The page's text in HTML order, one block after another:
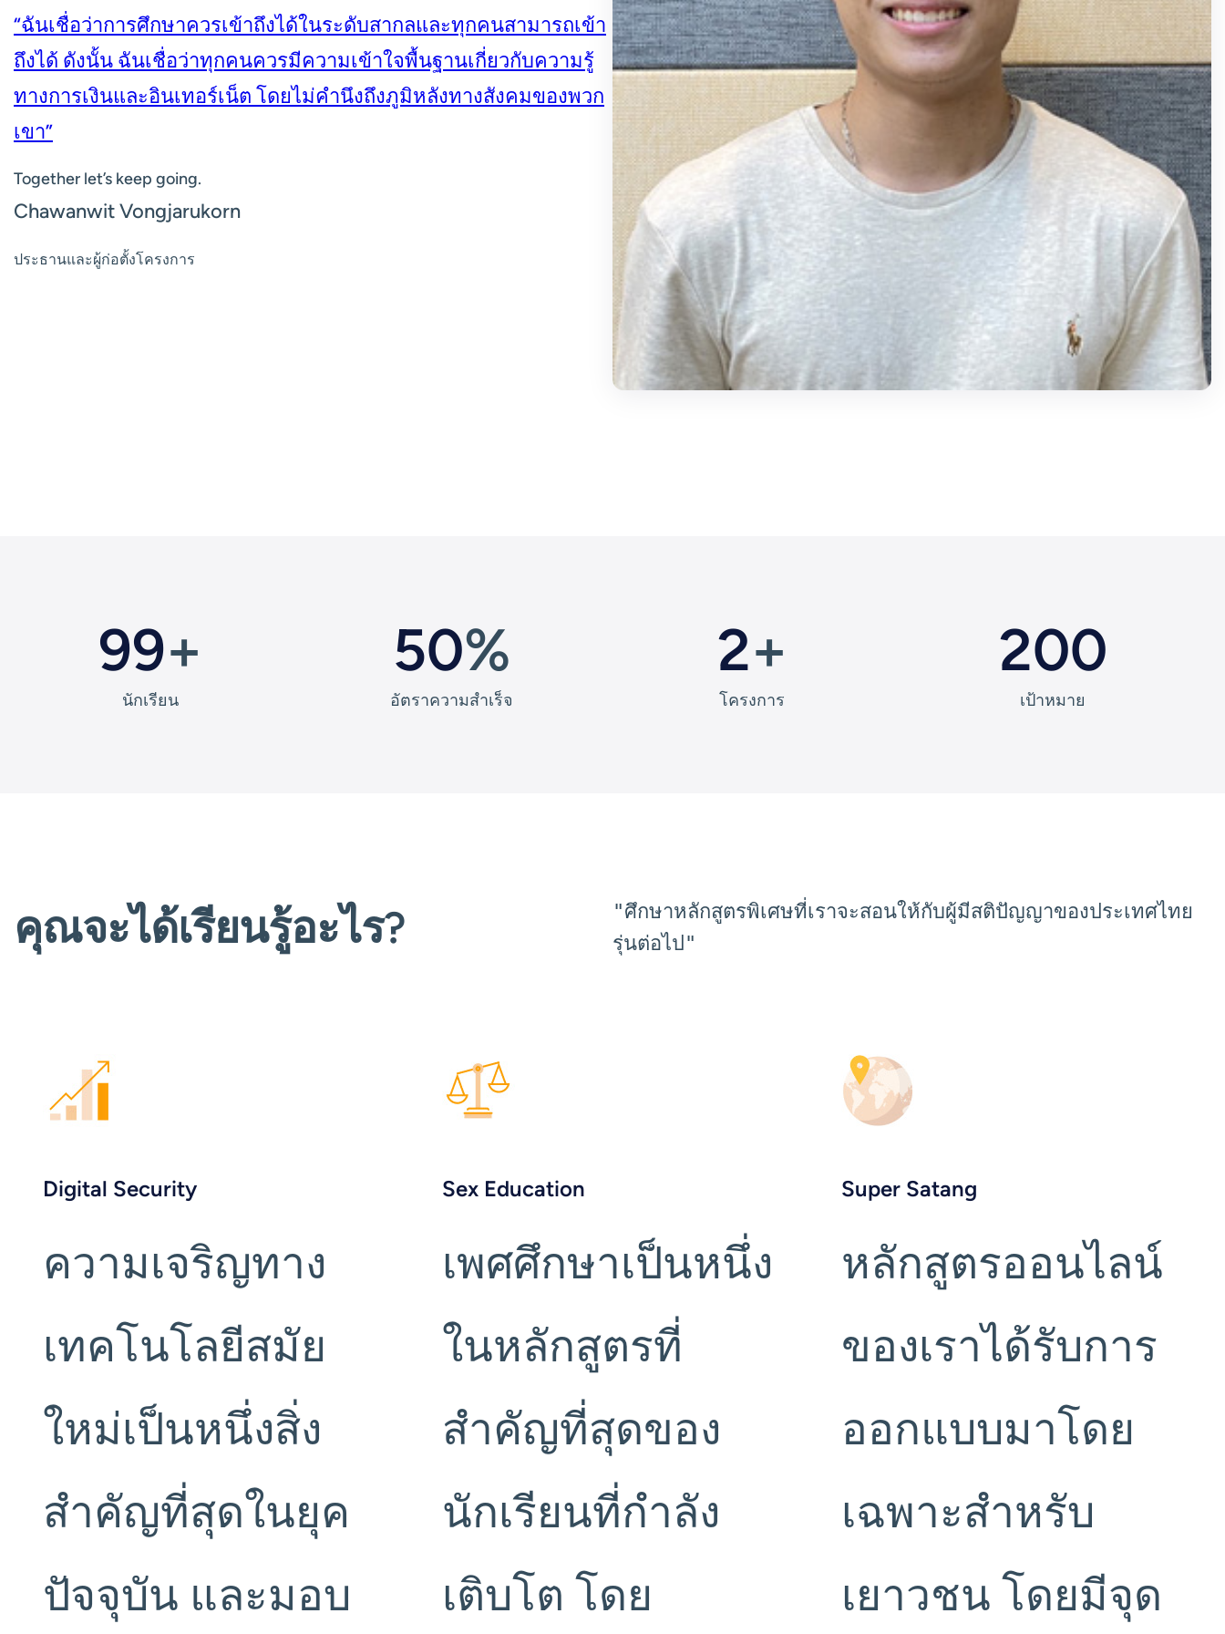
“ฉันเชื่อว่าการศึกษาควรเข้าถึงได้ในระดับสากลและทุกคนสามารถเข้า
ถึงได้ ดังนั้น ฉันเชื่อว่าทุกคนควรมีความเข้าใจพื้นฐานเกี่ยวกับความรู้
ทางการเงินและอินเทอร์เน็ต โดยไม่คำนึงถึงภูมิหลังทางสังคมของพวก
เขา”
Together let’s keep going.
Chawanwit Vongjarukorn
ประธานและผู้ก่อตั้งโครงการ
99+
นักเรียน
50%
อัตราความสำเร็จ
2+
โครงการ
200
เป้าหมาย
คุณจะได้เรียนรู้อะไร?
"ศึกษาหลักสูตรพิเศษที่เราจะสอนให้กับผู้มีสติปัญญาของประเทศไทย
รุ่นต่อไป"
Digital Security
ความเจริญทาง
เทคโนโลยีสมัย
ใหม่เป็นหนึ่งสิ่ง
สำคัญที่สุดในยุค
ปัจจุบัน และมอบ
Sex Education
เพศศึกษาเป็นหนึ่ง
ในหลักสูตรที่
สำคัญที่สุดของ
นักเรียนที่กำลัง
เติบโต โดย
Super Satang
หลักสูตรออนไลน์
ของเราได้รับการ
ออกแบบมาโดย
เฉพาะสำหรับ
เยาวชน โดยมีจุด